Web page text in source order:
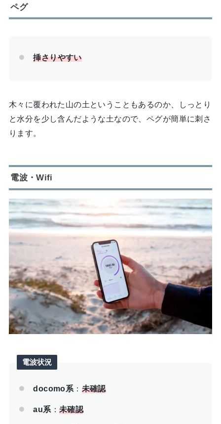
ペグ
挿さりやすい
木々に覆われた山の土ということもあるのか、しっとり
と水分を少し含んだような土なので、ペグが簡単に刺さ
ります。
電波・Wifi
電波状況
docomo系 ： 未確認
au系 ： 未確認